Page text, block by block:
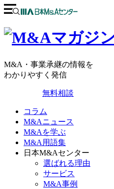
M&A・事業承継の情報を
わかりやすく発信
無料相談
コラム
M&Aニュース
M&Aを学ぶ
M&A用語集
日本M&Aセンター
選ばれる理由
サービス
M&A事例